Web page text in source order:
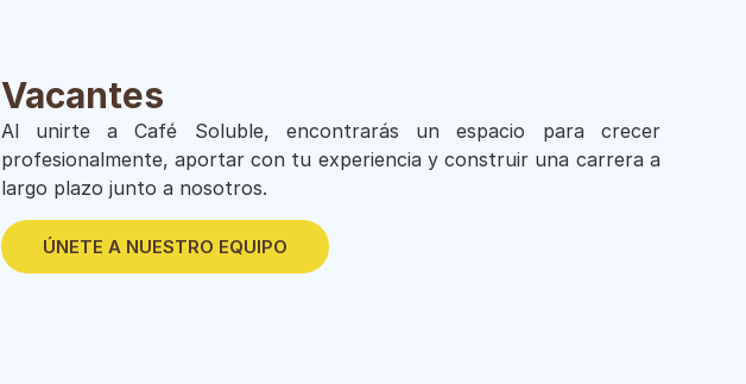
Vacantes
Al unirte a Café Soluble, encontrarás un espacio para crecer
profesionalmente, aportar con tu experiencia y construir una carrera a
largo plazo junto a nosotros.
ÚNETE A NUESTRO EQUIPO